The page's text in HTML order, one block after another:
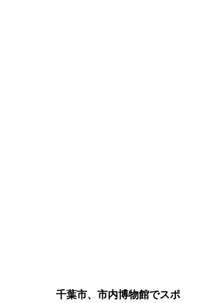
千葉市、市内博物館でスポ